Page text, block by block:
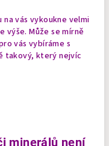
vás vykoukne velmi
Může se mírně
vás vybíráme s
takový, který nejvíc
minerálů není